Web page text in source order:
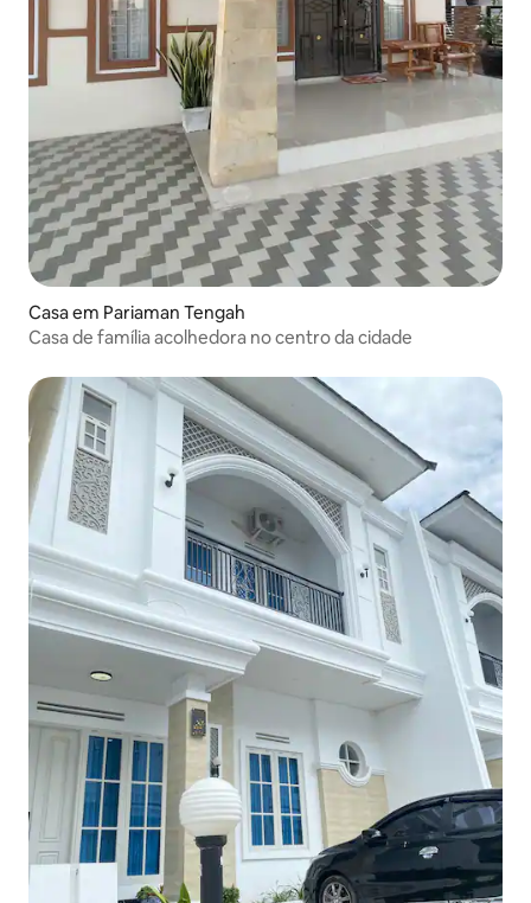
Casa em Pariaman Tengah
Casa de família acolhedora no centro da cidade